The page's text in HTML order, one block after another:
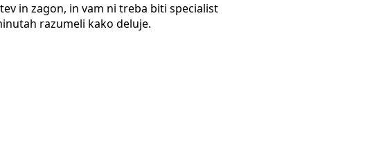
in zagon, in vam ni treba biti specialist
razumeli kako deluje.